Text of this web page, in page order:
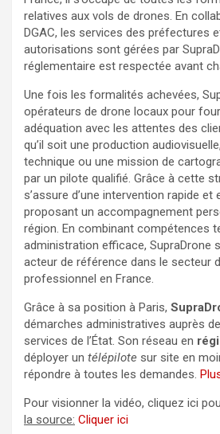
relatives aux vols de drones. En
DGAC, les services des préfectures
autorisations sont gérées par
réglementaire est respectée avant
Une fois les formalités achevées,
opérateurs de drone locaux pour
adéquation avec les attentes des
qu’il soit une production
technique ou une mission de
par un pilote qualifié. Grâce à cette
s’assure d’une intervention rapide
proposant un accompagnement
région. En combinant compétences
administration efficace, SupraDrone
acteur de référence dans le secteur
professionnel en France.
Grâce à sa position à Paris,
démarches administratives auprès
services de l’État. Son réseau en
déployer un télépilote sur site en
répondre à toutes les demandes.
Pour visionner la vidéo, cliquez ici
la source: Cliquer ici